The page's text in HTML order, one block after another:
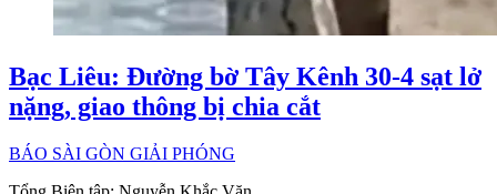
Bạc Liêu: Đường bờ Tây Kênh 30-4 sạt lở
nặng, giao thông bị chia cắt
BÁO SÀI GÒN GIẢI PHÓNG